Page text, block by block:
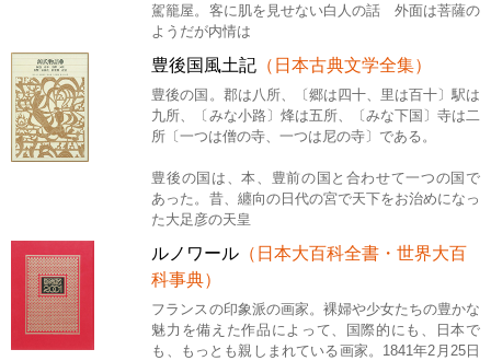
駕籠屋。客に肌を見せない白人の話 外面は菩薩の
ようだが内情は
豊後国風土記 （日本古典文学全集）
豊後の国。郡は八所、〔郷は四十、里は百十〕駅は
九所、〔みな小路〕烽は五所、〔みな下国〕寺は二
所〔一つは僧の寺、一つは尼の寺〕である。
豊後の国は、本、豊前の国と合わせて一つの国で
あった。昔、纏向の日代の宮で天下をお治めになっ
た大足彦の天皇
ルノワール （日本大百科全書・世界大百
科事典）
フランスの印象派の画家。裸婦や少女たちの豊かな
魅力を備えた作品によって、国際的にも、日本で
も、もっとも親しまれている画家。1841年2月25日